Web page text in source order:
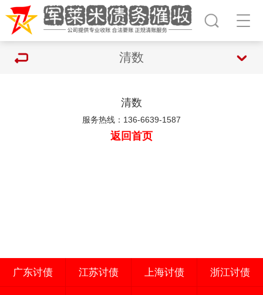
清数
清数
服务热线：136-6639-1587
返回首页
广东讨债 江苏讨债 上海讨债 浙江讨债